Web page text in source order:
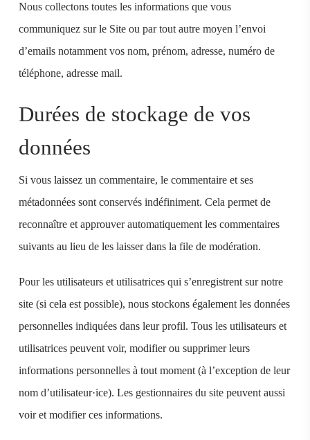
Nous collectons toutes les informations que vous
communiquez sur le Site ou par tout autre moyen l’envoi
d’emails notamment vos nom, prénom, adresse, numéro de
téléphone, adresse mail.
Durées de stockage de vos
données
Si vous laissez un commentaire, le commentaire et ses
métadonnées sont conservés indéfiniment. Cela permet de
reconnaître et approuver automatiquement les commentaires
suivants au lieu de les laisser dans la file de modération.
Pour les utilisateurs et utilisatrices qui s’enregistrent sur notre
site (si cela est possible), nous stockons également les données
personnelles indiquées dans leur profil. Tous les utilisateurs et
utilisatrices peuvent voir, modifier ou supprimer leurs
informations personnelles à tout moment (à l’exception de leur
nom d’utilisateur·ice). Les gestionnaires du site peuvent aussi
voir et modifier ces informations.